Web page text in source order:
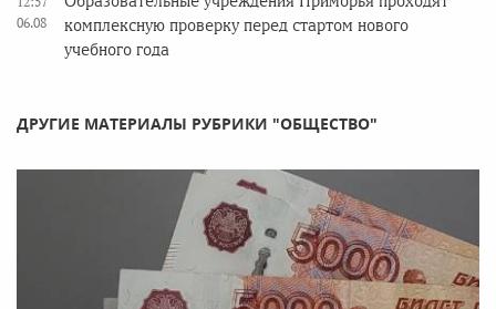
06.08
комплексную проверку перед стартом нового
учебного года
ДРУГИЕ МАТЕРИАЛЫ РУБРИКИ "ОБЩЕСТВО"